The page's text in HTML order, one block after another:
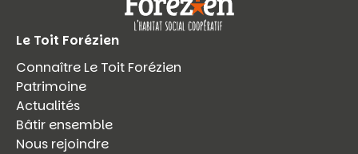
Le Toit Forézien
Connaître Le Toit Forézien
Patrimoine
Actualités
Bâtir ensemble
Nous rejoindre